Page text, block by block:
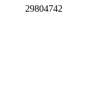
29804742